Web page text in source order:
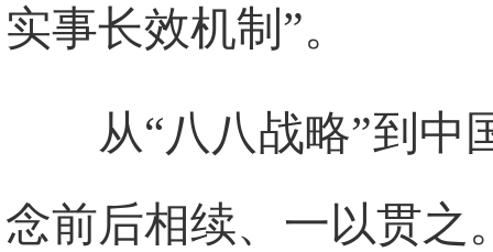
实事长效机制”。
从“八八战略”到中
念前后相续、一以贯之